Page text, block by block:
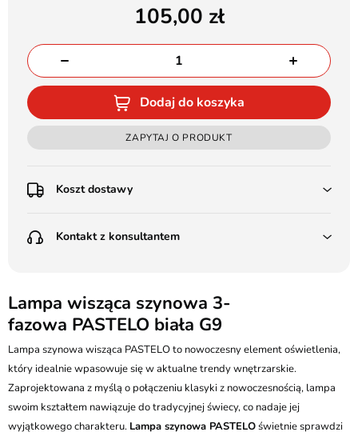
105,00
Dodaj do koszyka
ZAPYTAJ O PRODUKT
Koszt dostawy
Poczta Polska Kurier 48H - 11 zł
(od 1000 zł dla gabarytów, nie dotyczy produktów 3m)
Pobranie:
Poczta Polska Kurier 48H - 16 zł
Kurier GLS - 20 zł
Przesyłka Gabarytowa - 35 zł
Kontakt z konsultantem
Batalionów Chłopskich 12, 94-058 Łódź
506 336 320
kontakt@ledstyl.pl
Lampa wisząca szynowa 3-
fazowa PASTELO biała G9
Lampa szynowa wisząca PASTELO to nowoczesny element oświetlenia,
który idealnie wpasowuje się w aktualne trendy wnętrzarskie.
Zaprojektowana z myślą o połączeniu klasyki z nowoczesnością, lampa
swoim kształtem nawiązuje do tradycyjnej świecy, co nadaje jej
wyjątkowego charakteru. Lampa szynowa PASTELOświetnie sprawdzi